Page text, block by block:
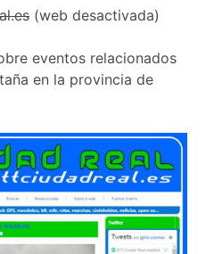
(web desactivada)
eventos relacionados
en la provincia de